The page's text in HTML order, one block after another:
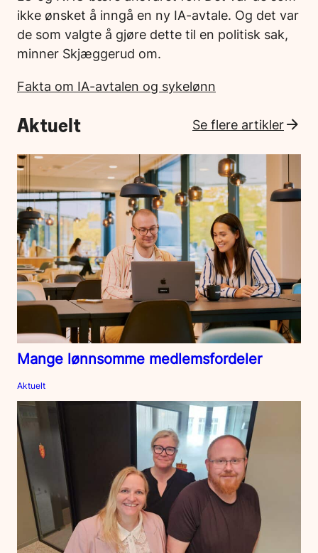
ikke ønsket å inngå en ny IA-avtale. Og det var
de som valgte å gjøre dette til en politisk sak,
minner Skjæggerud om.
Fakta om IA-avtalen og sykelønn
Aktuelt Se flere artikler
Mange lønnsomme medlemsfordeler
Aktuelt